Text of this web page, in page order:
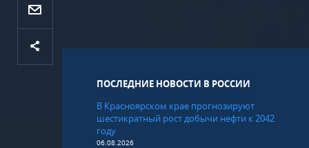
ПОСЛЕДНИЕ НОВОСТИ В РОССИИ
В Красноярском крае прогнозируют
шестикратный рост добычи нефти к 2042
году
06.08.2026